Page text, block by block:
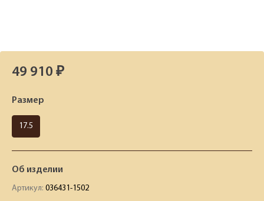
49 910 ₽
Размер
17.5
Об изделии
Артикул: 036431-1502